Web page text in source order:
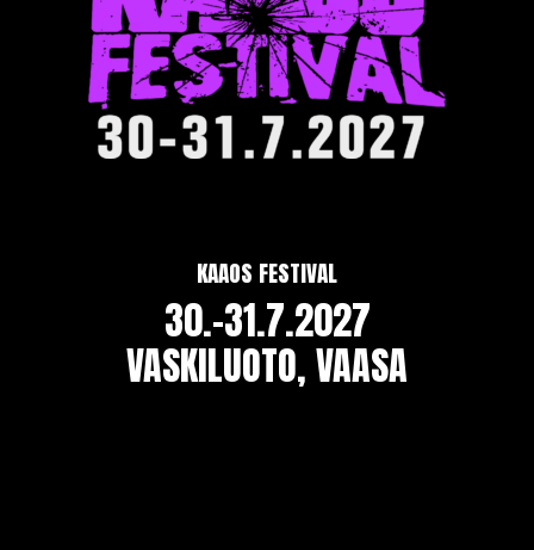
KAAOS FESTIVAL
30.-31.7.2027
VASKILUOTO, VAASA